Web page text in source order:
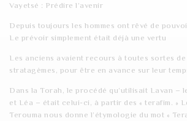
t
n
Vayetsé : Prédire l’avenir
Depuis toujours les hommes ont rêvé de
Le prévoir simplement était déjà une vertu
Les anciens avaient recours à toutes sortes
stratagèmes, pour être en avance sur leur
Dans la Torah, le procédé qu’utilisait Lavan –
et Léa – était celui-ci, à partir des « terafim. »
Terouma nous donne l’étymologie du mot «